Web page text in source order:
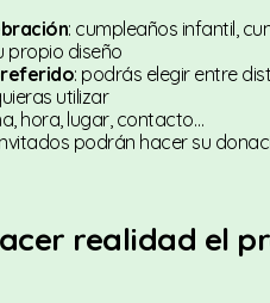
: cumpleaños infantil,
propio diseño
: podrás elegir entre
utilizar
hora, lugar, contacto…
podrán hacer su
realidad el